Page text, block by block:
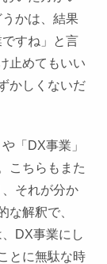
かは、結果
すね」と言
止めてもいい
かしくないだ
「DX事業」
こちらもまた
それが分か
な解釈で、
DX事業にし
とに無駄な時